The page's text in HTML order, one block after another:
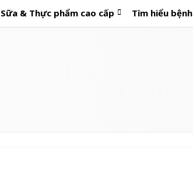
Sữa & Thực phẩm cao cấp Tìm hiểu bệnh